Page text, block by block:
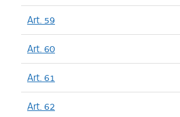
Art. 59
Art. 60
Art. 61
Art. 62